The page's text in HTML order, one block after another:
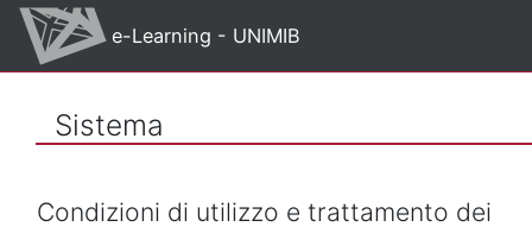
Vai al contenuto principale
e-Learning - UNIMIB
Sistema
Condizioni di utilizzo e trattamento dei